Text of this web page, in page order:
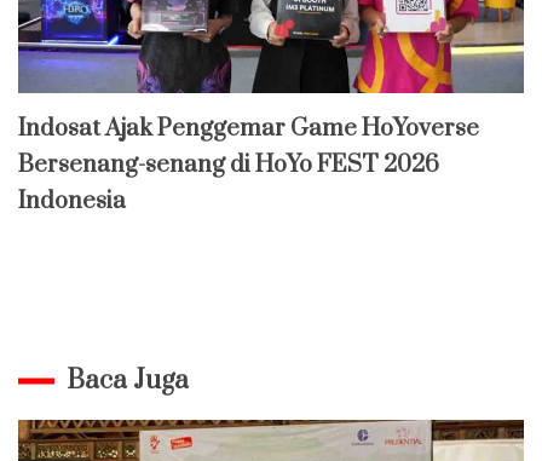
Indosat Ajak Penggemar Game HoYoverse
Bersenang-senang di HoYo FEST 2026
Indonesia
Baca Juga